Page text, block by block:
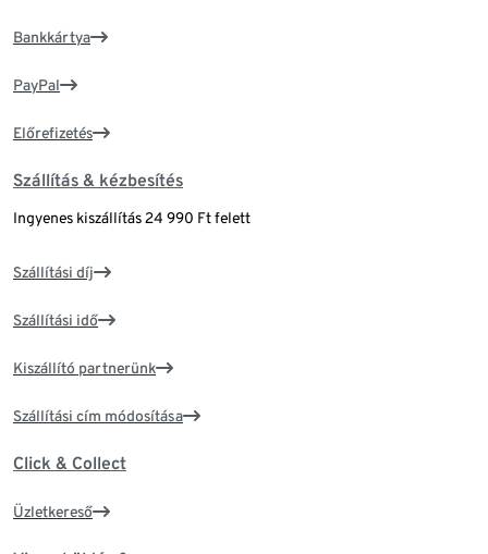
Bankkártya
PayPal
Előrefizetés
Szállítás & kézbesítés
Ingyenes kiszállítás 24 990 Ft felett
Szállítási díj
Szállítási idő
Kiszállító partnerünk
Szállítási cím módosítása
Click & Collect
Üzletkereső